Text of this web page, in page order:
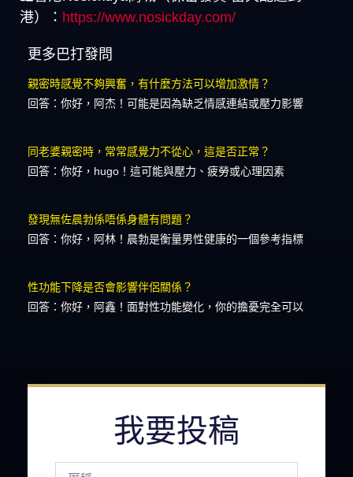
港）： https://www.nosickday.com/
更多巴打發問
親密時感覺不夠興奮，有什麼方法可以增加激情？
回答：你好，阿杰！可能是因為缺乏情感連結或壓力影響
同老婆親密時，常常感覺力不從心，這是否正常？
回答：你好，hugo！這可能與壓力、疲勞或心理因素
發現無佐晨勃係唔係身體有問題？
回答：你好，阿林！晨勃是衡量男性健康的一個參考指標
性功能下降是否會影響伴侶關係？
回答：你好，阿鑫！面對性功能變化，你的擔憂完全可以
我要投稿